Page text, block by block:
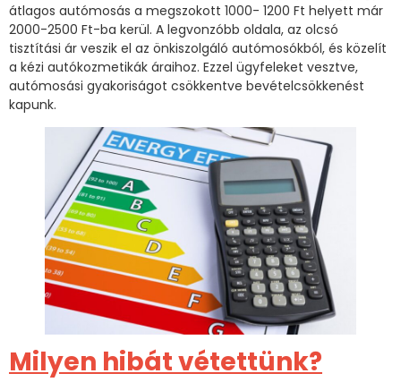
átlagos autómosás a megszokott 1000- 1200 Ft helyett már
2000-2500 Ft-ba kerül. A legvonzóbb oldala, az olcsó
tisztítási ár veszik el az önkiszolgáló autómosókból, és közelít
a kézi autókozmetikák áraihoz. Ezzel ügyfeleket vesztve,
autómosási gyakoriságot csökkentve bevételcsökkenést
kapunk.
Milyen hibát vétettünk?